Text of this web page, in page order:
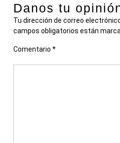
Danos tu
Tu dirección de correo
campos obligatorios están
Comentario *